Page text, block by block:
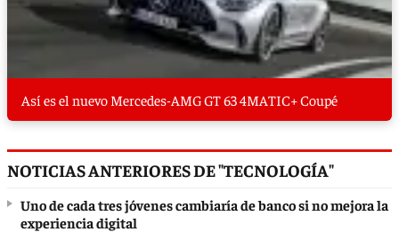
Así es el nuevo Mercedes-AMG GT 63 4MATIC+ Coupé
NOTICIAS ANTERIORES DE "TECNOLOGÍA"
Uno de cada tres jóvenes cambiaría de banco si no mejora la
experiencia digital